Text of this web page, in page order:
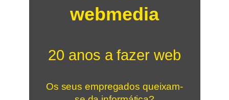
webmedia
20 anos a fazer web
Os seus empregados queixam-